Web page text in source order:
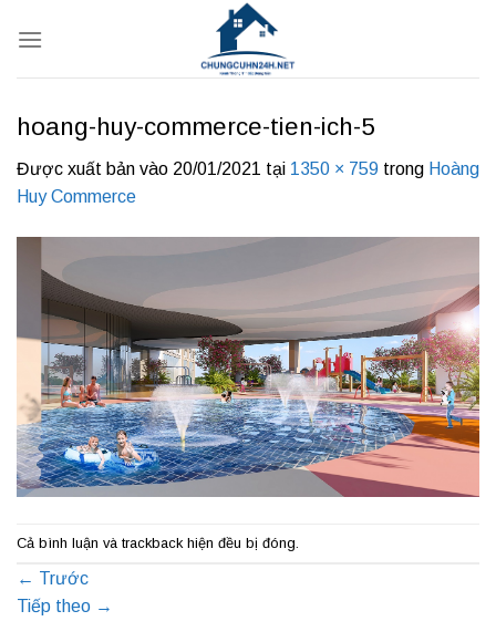
qua
hoang-huy-commerce-tien-ich-5
Được xuất bản vào 20/01/2021 tại 1350 × 759 trong Hoàng
Huy Commerce
Cả bình luận và trackback hiện đều bị đóng.
← Trước
Tiếp theo →